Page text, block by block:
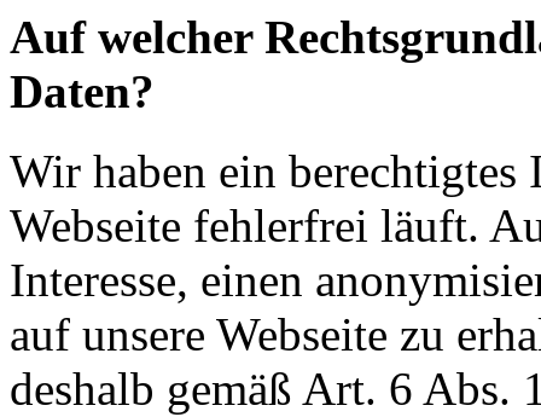
Auf welcher
Daten?
Wir haben ein berechtigtes
Webseite fehlerfrei läuft.
Interesse, einen
auf unsere Webseite zu
deshalb gemäß Art. 6